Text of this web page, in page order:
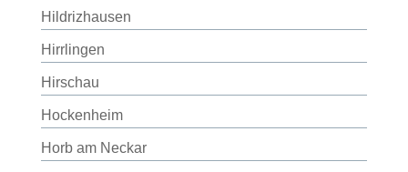
Hildrizhausen
Hirrlingen
Hirschau
Hockenheim
Horb am Neckar